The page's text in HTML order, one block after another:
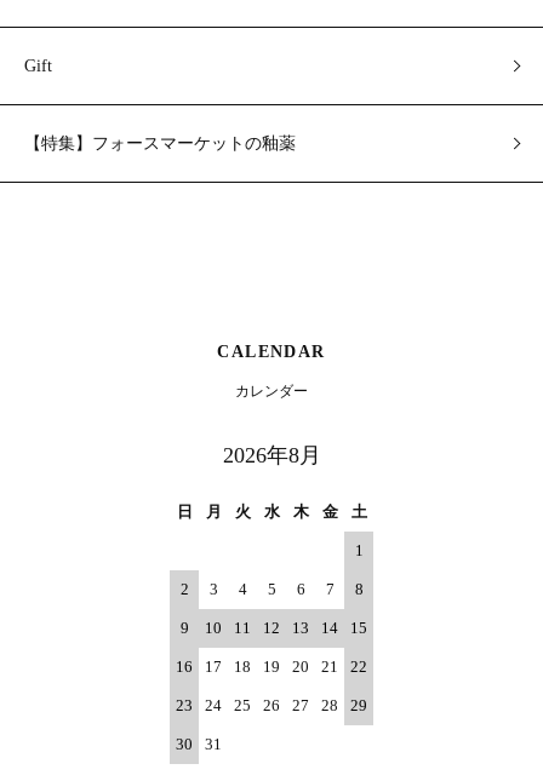
Gift
【特集】フォースマーケットの釉薬
CALENDAR
カレンダー
2026年8月
日 月 火 水 木 金 土
1
2 3 4 5 6 7 8
9 10 11 12 13 14 15
16 17 18 19 20 21 22
23 24 25 26 27 28 29
30 31